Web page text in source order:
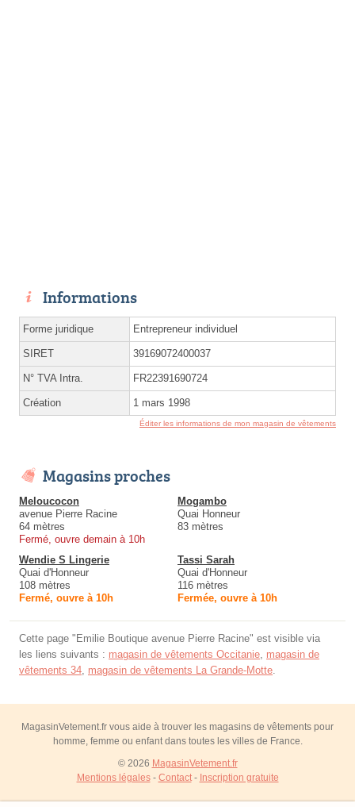
Informations
Forme juridique Entrepreneur individuel
SIRET 39169072400037
N° TVA Intra. FR22391690724
Création 1 mars 1998
Éditer les informations de mon magasin de vêtements
Magasins proches
Meloucocon
avenue Pierre Racine
64 mètres
Fermé, ouvre demain à 10h
Mogambo
Quai Honneur
83 mètres
Wendie S Lingerie
Quai d'Honneur
108 mètres
Fermé, ouvre à 10h
Tassi Sarah
Quai d'Honneur
116 mètres
Fermée, ouvre à 10h
Cette page "Emilie Boutique avenue Pierre Racine" est visible via
les liens suivants : magasin de vêtements Occitanie magasin de
vêtements 34 magasin de vêtements La Grande-Motte
MagasinVetement.fr vous aide à trouver les magasins de vêtements pour
homme, femme ou enfant dans toutes les villes de France.
© 2026 MagasinVetement.fr
Mentions légales- Contact- Inscription gratuite